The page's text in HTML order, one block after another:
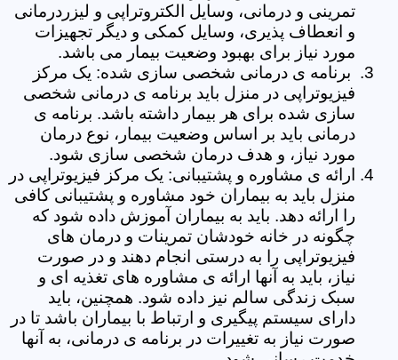
تمرینی و درمانی، وسایل الکتروتراپی و لیزردرمانی
و انعطاف پذیری، وسایل کمکی و دیگر تجهیزات
مورد نیاز برای بهبود وضعیت بیمار می باشد.
برنامه ی درمانی شخصی سازی شده: یک مرکز
فیزیوتراپی در منزل باید برنامه ی درمانی شخصی
سازی شده برای هر بیمار داشته باشد. برنامه ی
درمانی باید بر اساس وضعیت بیمار، نوع درمان
مورد نیاز، و هدف درمان شخصی سازی شود.
ارائه ی مشاوره و پشتیبانی: یک مرکز فیزیوتراپی در
منزل باید به بیماران خود مشاوره و پشتیبانی کافی
را ارائه دهد. باید به بیماران آموزش داده شود که
چگونه در خانه خودشان تمرینات و درمان های
فیزیوتراپی را به درستی انجام دهند و در صورت
نیاز، باید به آنها ارائه ی مشاوره های تغذیه ای و
سبک زندگی سالم نیز داده شود. همچنین، باید
دارای سیستم پیگیری و ارتباط با بیماران باشد تا در
صورت نیاز به تغییرات در برنامه ی درمانی، به آنها